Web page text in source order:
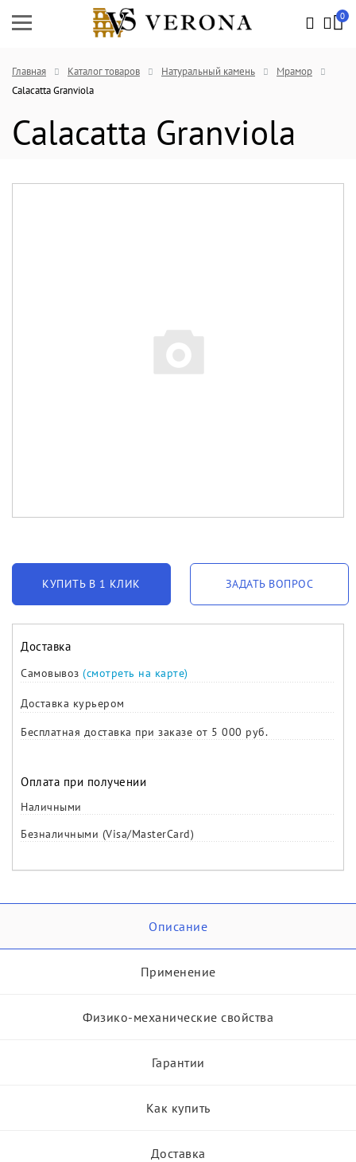
0
Главная Каталог товаров Натуральный камень
Мрамор
Calacatta Granviola
Calacatta Granviola
КУПИТЬ В 1 КЛИК ЗАДАТЬ ВОПРОС
Доставка
Самовывоз (смотреть на карте)
Доставка курьером
Бесплатная доставка при заказе от 5 000 руб.
Оплата при получении
Наличными
Безналичными (Visa/MasterCard)
Описание
Применение
Физико-механические свойства
Гарантии
Как купить
Доставка